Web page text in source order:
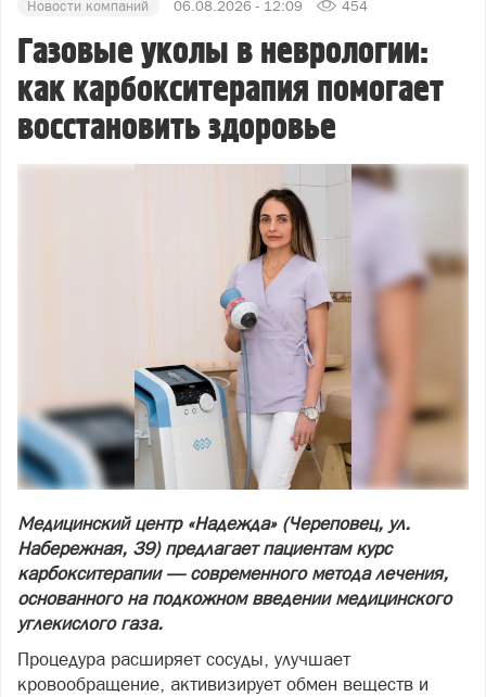
Новости компаний 06.08.2026 - 12:09 454
Газовые уколы в неврологии:
как карбокситерапия помогает
восстановить здоровье
Медицинский центр «Надежда» (Череповец, ул.
Набережная, 39) предлагает пациентам курс
карбокситерапии — современного метода лечения,
основанного на подкожном введении медицинского
углекислого газа.
Процедура расширяет сосуды, улучшает
кровообращение, активизирует обмен веществ и